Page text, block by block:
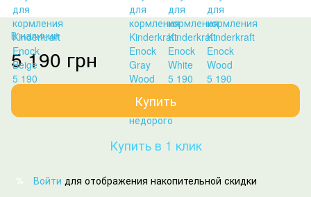
В наличии
5 190 грн
Купить
Купить в 1 клик
% Войти для отображения накопительной скидки